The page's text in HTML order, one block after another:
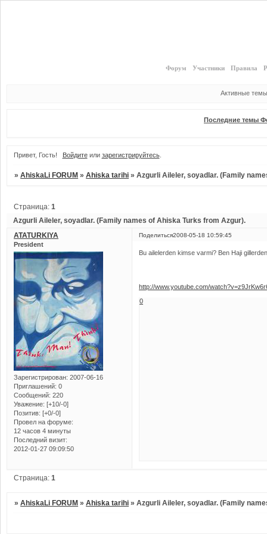
Форум Участники Правила
Активные темы
Последние темы
Привет, Гость! Войдитеили зарегистрируйтесь.
»AhiskaLi FORUM »Ahiska tarihi »Azgurli Aileler, soyadlar. (Family
Azgurli Aileler, soyadlar. (Family names of Ahiska Turks from Azgur).
Страница:1
Поделиться2008-05-18 10:59:45
ATATURKIYA
President
Зарегистрирован: 2007-06-16
Приглашений: 0
Сообщений: 220
Уважение: [+10/-0]
Позитив: [+0/-0]
Провел на форуме:
12 часов 4 минуты
Последний визит:
2012-01-27 09:09:50
Bu ailelerden kimse varmi? Ben Haji
http://www.youtube.com/
0
Страница:1
»AhiskaLi FORUM »Ahiska tarihi »Azgurli Aileler, soyadlar. (Family